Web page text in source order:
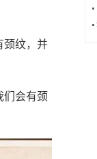
颈纹，并
们会有颈